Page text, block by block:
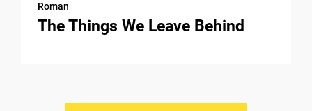
Roman
The Things We Leave Behind